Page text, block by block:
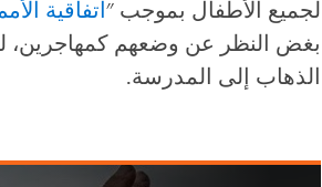
لجميع الأطفال بموجب "اتفاقية
بغض النظر عن وضعهم كمهاجرين،
الذهاب إلى المدرسة.